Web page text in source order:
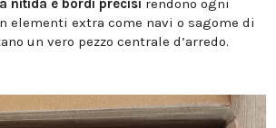
nitida e bordi precisi rendono ogni
elementi extra come navi o sagome di
un vero pezzo centrale d’arredo.